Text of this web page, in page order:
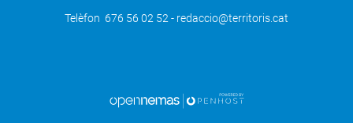
Telèfon 676 56 02 52 - redaccio@territoris.cat